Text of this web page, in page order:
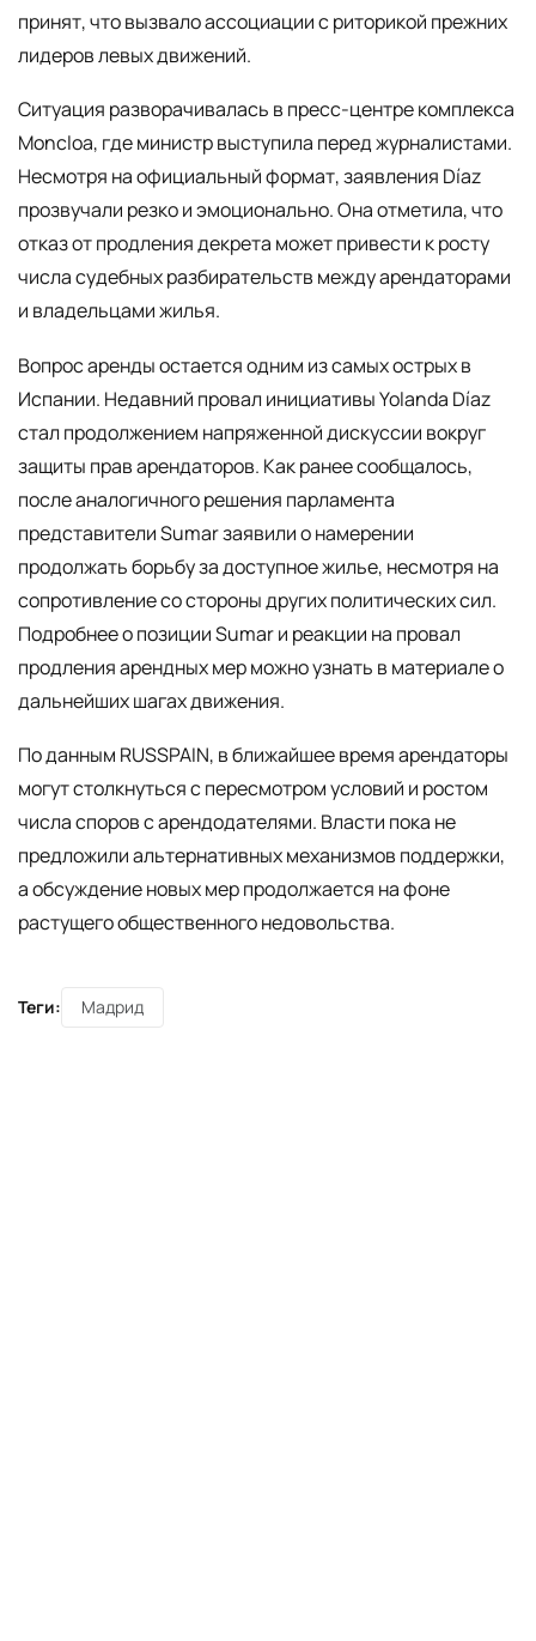
принят, что вызвало ассоциации с риторикой прежних
лидеров левых движений.
Ситуация разворачивалась в пресс-центре комплекса
Moncloa, где министр выступила перед журналистами.
Несмотря на официальный формат, заявления Díaz
прозвучали резко и эмоционально. Она отметила, что
отказ от продления декрета может привести к росту
числа судебных разбирательств между арендаторами
и владельцами жилья.
Вопрос аренды остается одним из самых острых в
Испании. Недавний провал инициативы Yolanda Díaz
стал продолжением напряженной дискуссии вокруг
защиты прав арендаторов. Как ранее сообщалось,
после аналогичного решения парламента
представители Sumar заявили о намерении
продолжать борьбу за доступное жилье, несмотря на
сопротивление со стороны других политических сил.
Подробнее о позиции Sumar и реакции на провал
продления арендных мер можно узнать в материале о
дальнейших шагах движения.
По данным RUSSPAIN, в ближайшее время арендаторы
могут столкнуться с пересмотром условий и ростом
числа споров с арендодателями. Власти пока не
предложили альтернативных механизмов поддержки,
а обсуждение новых мер продолжается на фоне
растущего общественного недовольства.
Теги: Мадрид